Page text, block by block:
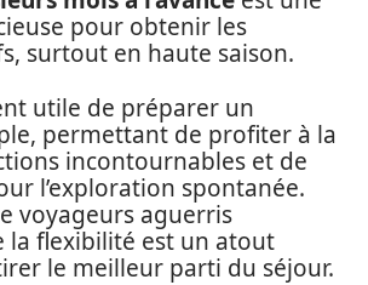
pour obtenir les
surtout en haute saison.
utile de préparer un
permettant de profiter à la
incontournables et de
l’exploration spontanée.
voyageurs aguerris
la flexibilité est un atout
le meilleur parti du séjour.